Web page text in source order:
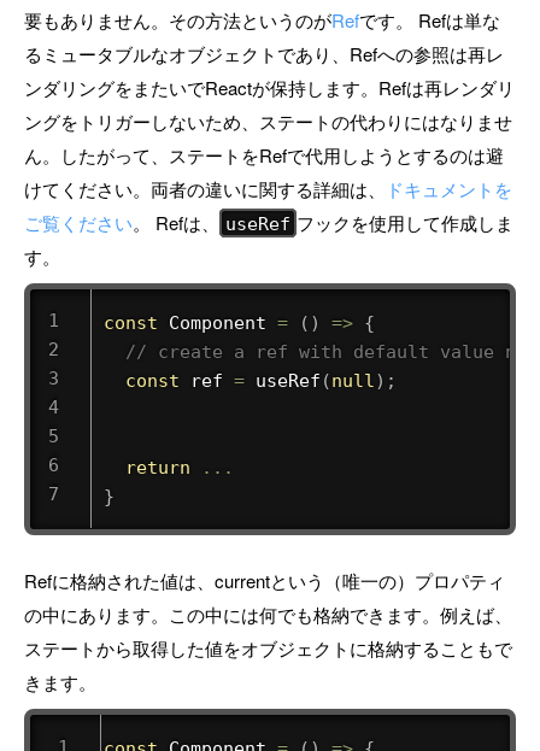
要もありません。その方法というのがRefです。 Refは単な
るミュータブルなオブジェクトであり、Refへの参照は再レ
ンダリングをまたいでReactが保持します。Refは再レンダリ
ングをトリガーしないため、ステートの代わりにはなりませ
ん。したがって、ステートをRefで代用しようとするのは避
けてください。両者の違いに関する詳細は、
ドキュメントを
ご覧ください。 Refは、 useRef フックを使用して作成しま
す。
const Component = ( ) => {
// create a ref with default value
const ref = useRef (null ) ;
return
...
}
Refに格納された値は、currentという（唯一の）プロパティ
の中にあります。この中には何でも格納できます。例えば、
ステートから取得した値をオブジェクトに格納することもで
きます。